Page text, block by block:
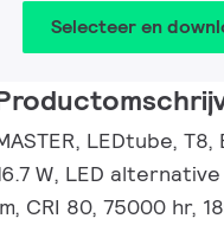
Selecteer en
LEDtube,
W, LED
CRI 80, 75000 hr,